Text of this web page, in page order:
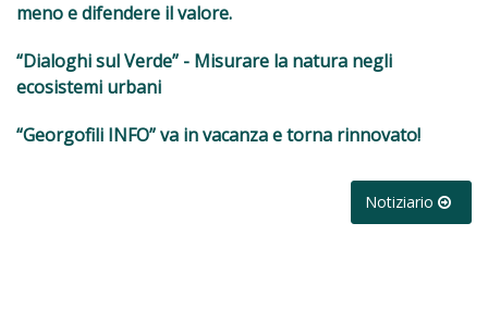
meno e difendere il valore.
“Dialoghi sul Verde” - Misurare la natura negli
ecosistemi urbani
“Georgofili INFO” va in vacanza e torna rinnovato!
Notiziario